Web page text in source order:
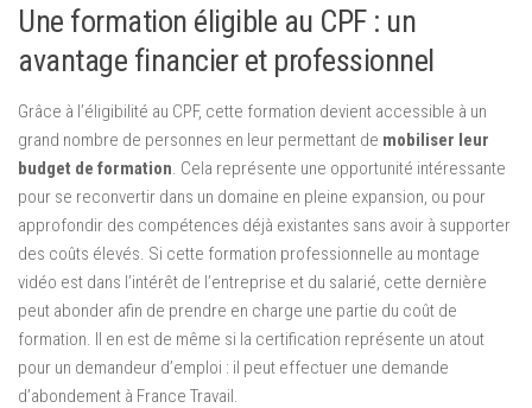
Une formation éligible au CPF : un
avantage financier et professionnel
Grâce à l’éligibilité au CPF, cette formation devient accessible à un
grand nombre de personnes en leur permettant de mobiliser leur
budget de formation. Cela représente une opportunité intéressante
pour se reconvertir dans un domaine en pleine expansion, ou pour
approfondir des compétences déjà existantes sans avoir à supporter
des coûts élevés. Si cette formation professionnelle au montage
vidéo est dans l’intérêt de l’entreprise et du salarié, cette dernière
peut abonder afin de prendre en charge une partie du coût de
formation. Il en est de même si la certification représente un atout
pour un demandeur d’emploi : il peut effectuer une demande
d’abondement à France Travail.